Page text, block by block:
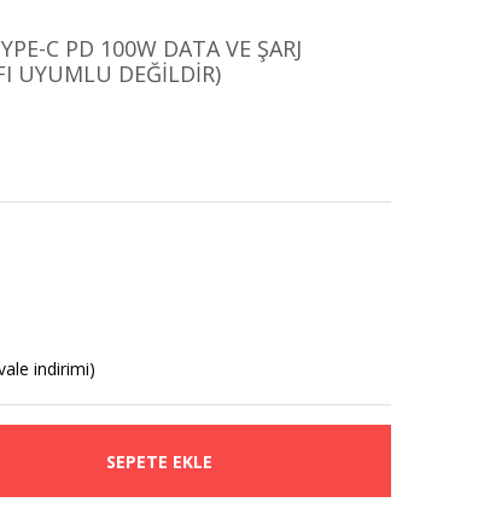
C PD 100W DATA VE ŞARJ
UYUMLU DEĞİLDİR)
indirimi)
SEPETE EKLE